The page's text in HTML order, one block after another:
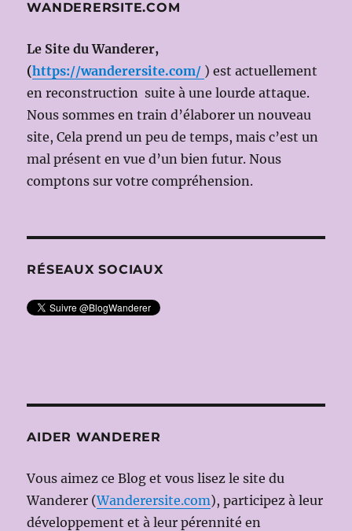
Florentine
WANDERERSITE.COM
Le Site du Wanderer,
(https://wanderersite.com/ ) est actuellement
en reconstruction suite à une lourde attaque.
Nous sommes en train d’élaborer un nouveau
site, Cela prend un peu de temps, mais c’est un
mal présent en vue d’un bien futur. Nous
comptons sur votre compréhension.
RÉSEAUX SOCIAUX
AIDER WANDERER
Vous aimez ce Blog et vous lisez le site du
Wanderer (Wanderersite.com), participez à leur
développement et à leur pérennité en